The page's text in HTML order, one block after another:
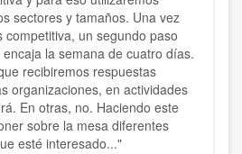
sectores y tamaños. Una vez
competitiva, un segundo paso
la semana de cuatro días.
recibiremos respuestas
organizaciones, en actividades
En otras, no. Haciendo este
sobre la mesa diferentes
esté interesado..."